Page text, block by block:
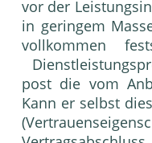
vor der
in geringem
vollkommen
post die vom
Kann er selbst